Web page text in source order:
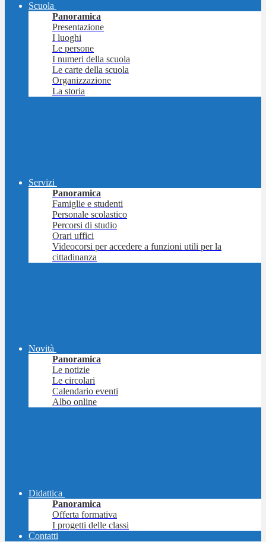
Scuola
Panoramica
Presentazione
I luoghi
Le persone
I numeri della scuola
Le carte della scuola
Organizzazione
La storia
Servizi
Panoramica
Famiglie e studenti
Personale scolastico
Percorsi di studio
Orari uffici
Videocorsi per accedere a funzioni utili per la
cittadinanza
Novità
Panoramica
Le notizie
Le circolari
Calendario eventi
Albo online
Didattica
Panoramica
Offerta formativa
I progetti delle classi
Contatti